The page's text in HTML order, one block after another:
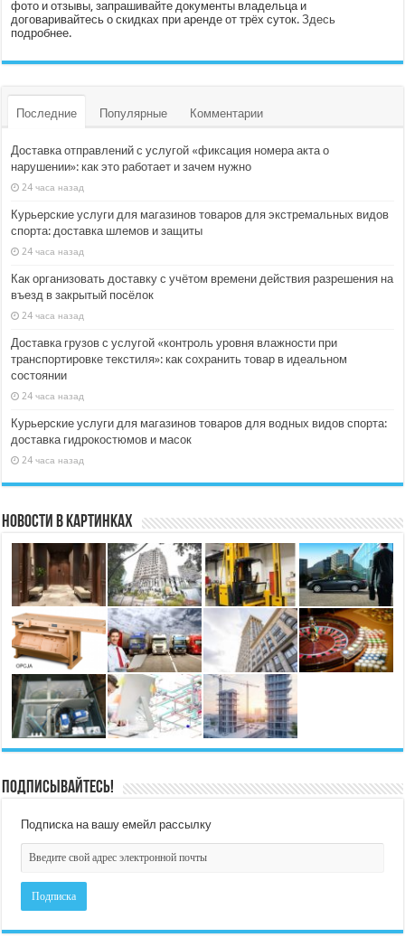
фото и отзывы, запрашивайте документы владельца и
договаривайтесь о скидках при аренде от трёх суток.Здесь
подробнее.
Последние Популярные Комментарии
Доставка отправлений с услугой «фиксация номера акта о
нарушении»: как это работает и зачем нужно
24 часа назад
Курьерские услуги для магазинов товаров для экстремальных видов
спорта: доставка шлемов и защиты
24 часа назад
Как организовать доставку с учётом времени действия разрешения на
въезд в закрытый посёлок
24 часа назад
Доставка грузов с услугой «контроль уровня влажности при
транспортировке текстиля»: как сохранить товар в идеальном
состоянии
24 часа назад
Курьерские услуги для магазинов товаров для водных видов спорта:
доставка гидрокостюмов и масок
24 часа назад
Новости в картинках
Подписывайтесь!
Подписка на вашу емейл рассылку